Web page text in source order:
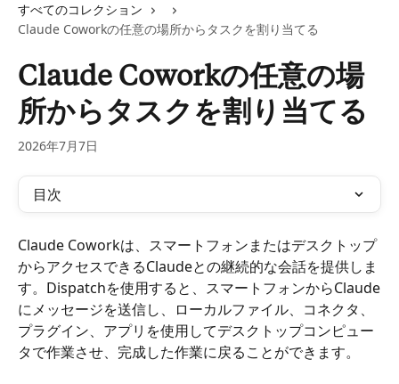
すべてのコレクション
Claude Coworkの任意の場所からタスクを割り当てる
Claude Coworkの任意の場
所からタスクを割り当てる
2026年7月7日
目次
Claude Coworkは、スマートフォンまたはデスクトップ
からアクセスできるClaudeとの継続的な会話を提供しま
す。Dispatchを使用すると、スマートフォンからClaude
にメッセージを送信し、ローカルファイル、コネクタ、
プラグイン、アプリを使用してデスクトップコンピュー
タで作業させ、完成した作業に戻ることができます。